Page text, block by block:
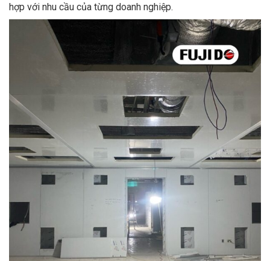
hợp với nhu cầu của từng doanh nghiệp.